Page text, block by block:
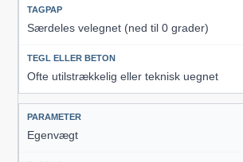
Særdeles velegnet (ned til 0 grader)
Ofte utilstrækkelig eller teknisk uegnet
Egenvægt